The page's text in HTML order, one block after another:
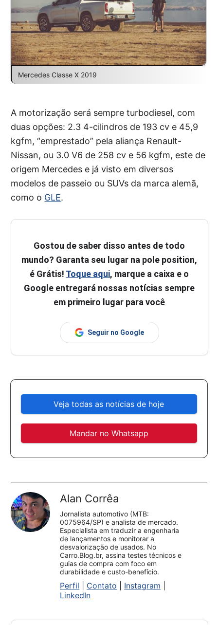
Mercedes Classe X 2019
A motorização será sempre turbodiesel, com
duas opções: 2.3 4-cilindros de 193 cv e 45,9
kgfm, “emprestado” pela aliança Renault-
Nissan, ou 3.0 V6 de 258 cv e 56 kgfm, este de
origem Mercedes e já visto em diversos
modelos de passeio ou SUVs da marca alemã,
como o GLE.
Gostou de saber disso antes de todo
mundo? Garanta seu lugar na pole position,
é Grátis! Toque aqui, marque a caixa e o
Google entregará nossas notícias sempre
em primeiro lugar para você
Seguir no Google
Veja todas as notícias de hoje
Mandar no Whatsapp
Alan Corrêa
Jornalista automotivo (MTB:
0075964/SP) e analista de mercado.
Especialista em traduzir a engenharia
de lançamentos e monitorar a
desvalorização de usados. No
Carro.Blog.br, assina testes técnicos e
guias de compra com foco em
durabilidade e custo-benefício.
Perfil Contato Instagram
LinkedIn